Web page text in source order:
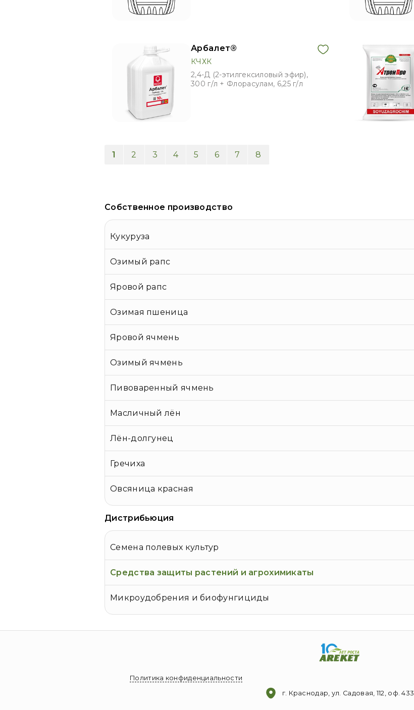
Собственное производство
Кукуруза
Озимый рапс
Яровой рапс
Озимая пшеница
Яровой ячмень
Озимый ячмень
Пивоваренный ячмень
Масличный лён
Лён-долгунец
Гречиха
Овсяница красная
Дистрибьюция
Семена полевых культур
Средства защиты растений и агрохимикаты
Микроудобрения и биофунгициды
Арбалет®
КЧХК
2,4-Д (2-этилгексиловый эфир),
300 г/л + Флорасулам, 6,25 г/л
1 2 3 4 5 6 7 8
Политика конфиденциальности
г. Краснодар, ул. Садовая, 112, оф. 433